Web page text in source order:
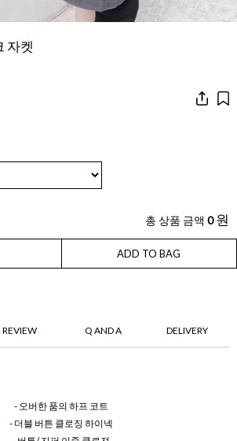
자켓
총 상품 금액 0 원
ADD TO BAG
REVIEW Q AND A DELIVERY
- 오버한 품의 하프 코트
- 더블 버튼 클로징 하이넥